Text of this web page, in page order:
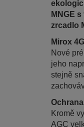
MNGE
zrcadlo
Mirox
Nové
jeho
stejně
Kromě
AGC